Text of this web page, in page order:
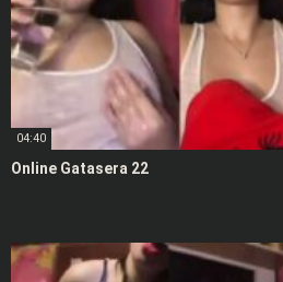
04:40
Online Gatasera 22